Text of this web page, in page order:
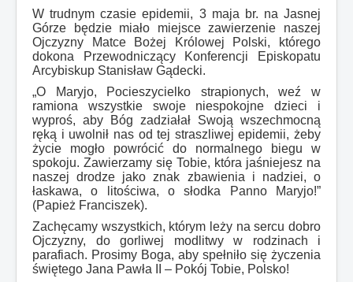
W trudnym czasie epidemii, 3 maja br. na Jasnej
Górze będzie miało miejsce zawierzenie naszej
Ojczyzny Matce Bożej Królowej Polski, którego
dokona Przewodniczący Konferencji Episkopatu
Arcybiskup Stanisław Gądecki.
„O Maryjo, Pocieszycielko strapionych, weź w
ramiona wszystkie swoje niespokojne dzieci i
wyproś, aby Bóg zadziałał Swoją wszechmocną
ręką i uwolnił nas od tej straszliwej epidemii, żeby
życie mogło powrócić do normalnego biegu w
spokoju. Zawierzamy się Tobie, która jaśniejesz na
naszej drodze jako znak zbawienia i nadziei, o
łaskawa, o litościwa, o słodka Panno Maryjo!”
(Papież Franciszek).
Zachęcamy wszystkich, którym leży na sercu dobro
Ojczyzny, do gorliwej modlitwy w rodzinach i
parafiach. Prosimy Boga, aby spełniło się życzenia
świętego Jana Pawła II – Pokój Tobie, Polsko!